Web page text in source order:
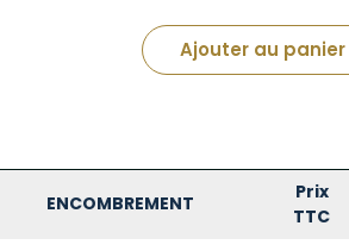
Ajouter au panier
ENCOMBREMENT
Prix
TTC